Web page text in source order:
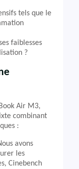
tels que le
faiblesses
?
Air M3,
combinant
:
avons
les
Cinebench